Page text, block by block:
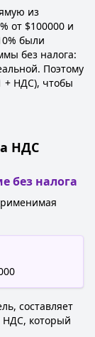
из
от $100000 и
были
без налога:
Поэтому
+ НДС), чтобы
НДС
без налога
составляет
НДС, который